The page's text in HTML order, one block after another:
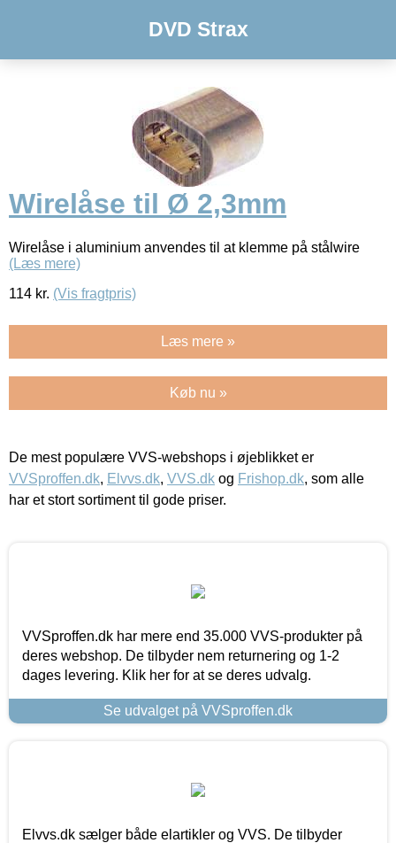
DVD Strax
Wirelåse til Ø 2,3mm
Wirelåse i aluminium anvendes til at klemme på stålwire
(Læs mere)
114 kr. (Vis fragtpris)
Læs mere »
Køb nu »
De mest populære VVS-webshops i øjeblikket er
VVSproffen.dk, Elvvs.dk, VVS.dk og Frishop.dk, som alle
har et stort sortiment til gode priser.
VVSproffen.dk har mere end 35.000 VVS-produkter på
deres webshop. De tilbyder nem returnering og 1-2
dages levering. Klik her for at se deres udvalg.
Se udvalget på VVSproffen.dk
Elvvs.dk sælger både elartikler og VVS. De tilbyder